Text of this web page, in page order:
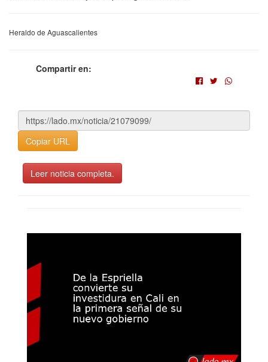
Heraldo de Aguascalientes
Compartir en:
Copiar URL
Leer noticia completa.